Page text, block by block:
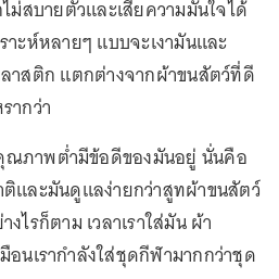
ม่สบายตัวและเสียความมั่นใจได้
ะห์หลายๆ แบบจะเงามันและ
าสติก แตกต่างจากผ้าขนสัตว์ที่ดี
ากว่า
ณภาพต่ำมีข้อดีของมันอยู่ นั่นคือ
และมันดูแลง่ายกว่าสูทผ้าขนสัตว์
ไรก็ตาม เวลาเราใส่มัน ผ้า
อนเรากำลังใส่ชุดกีฬามากกว่าชุด